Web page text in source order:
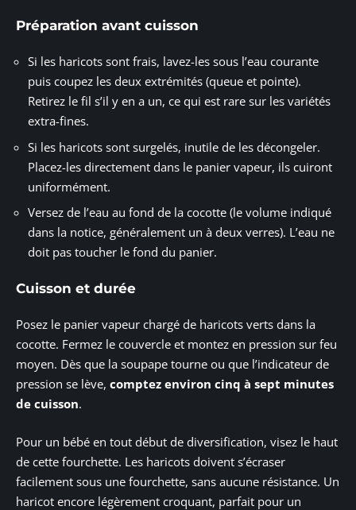
Préparation avant cuisson
Si les haricots sont frais, lavez-les sous l’eau courante
puis coupez les deux extrémités (queue et pointe).
Retirez le fil s’il y en a un, ce qui est rare sur les variétés
extra-fines.
Si les haricots sont surgelés, inutile de les décongeler.
Placez-les directement dans le panier vapeur, ils cuiront
uniformément.
Versez de l’eau au fond de la cocotte (le volume indiqué
dans la notice, généralement un à deux verres). L’eau ne
doit pas toucher le fond du panier.
Cuisson et durée
Posez le panier vapeur chargé de haricots verts dans la
cocotte. Fermez le couvercle et montez en pression sur feu
moyen. Dès que la soupape tourne ou que l’indicateur de
pression se lève, comptez environ cinq à sept minutes
de cuisson.
Pour un bébé en tout début de diversification, visez le haut
de cette fourchette. Les haricots doivent s’écraser
facilement sous une fourchette, sans aucune résistance. Un
haricot encore légèrement croquant, parfait pour un